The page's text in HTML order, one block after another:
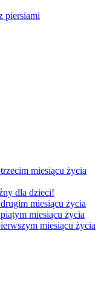
piersiami
miesiącu życia
dla dzieci!
miesiącu życia
miesiącu życia
miesiącu życia